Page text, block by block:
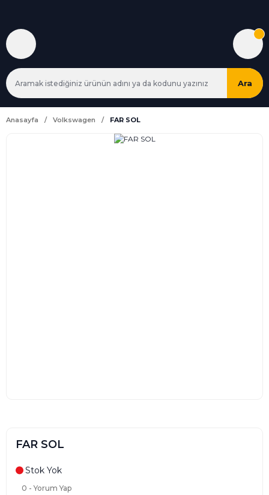
Ara
Anasayfa Volkswagen FAR SOL
FAR SOL
Stok Yok
0 - Yorum Yap